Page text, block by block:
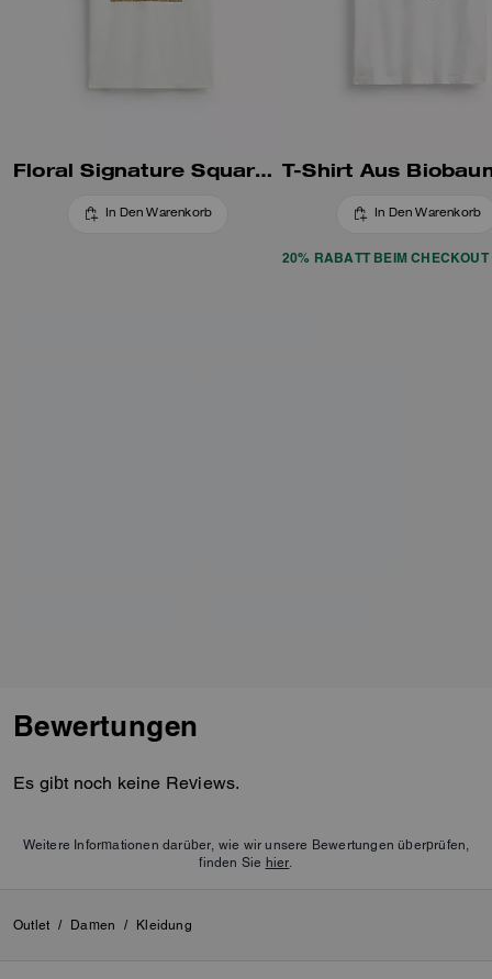
Floral Signature Square Classic T-Shirt aus Bio-Baumwolle
In Den Warenkorb In Den Warenkorb
20% RABATT BEIM CHECKOUT
Bewertungen
Es gibt noch keine Reviews.
Weitere Informationen darüber, wie wir unsere Bewertungen überprüfen,
finden Sie hier
Outlet / Damen / Kleidung